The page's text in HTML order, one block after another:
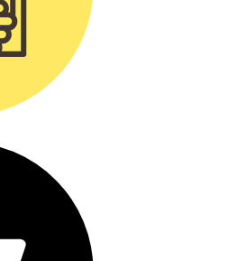
개인정보취급방침
디스마트밸리 F209호(풍산동)
[사업자정보 확인]
중재위원회
이메일 : admin@muple.com (이메일주소 무단수